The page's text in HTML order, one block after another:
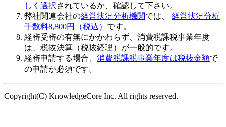
しく選択されているか、確認して下さい。
弊社関連会社の経営状況分析機関では、 経営状況分析
手数料8,800円（税込） です。
経審受審の有無にかかわらず、 消費税課税事業年度
は、税抜決算（税抜経理）が一般的です。
経審申請する場合、 消費税課税事業年度は税抜金額で
の申請が必須です。
Copyright(C) KnowledgeCore Inc. All rights reserved.